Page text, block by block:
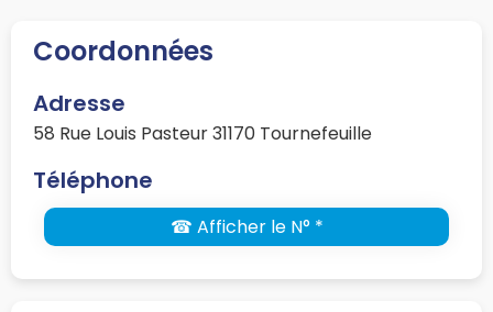
Coordonnées
Adresse
58 Rue Louis Pasteur 31170 Tournefeuille
Téléphone
☎ Afficher le N° *